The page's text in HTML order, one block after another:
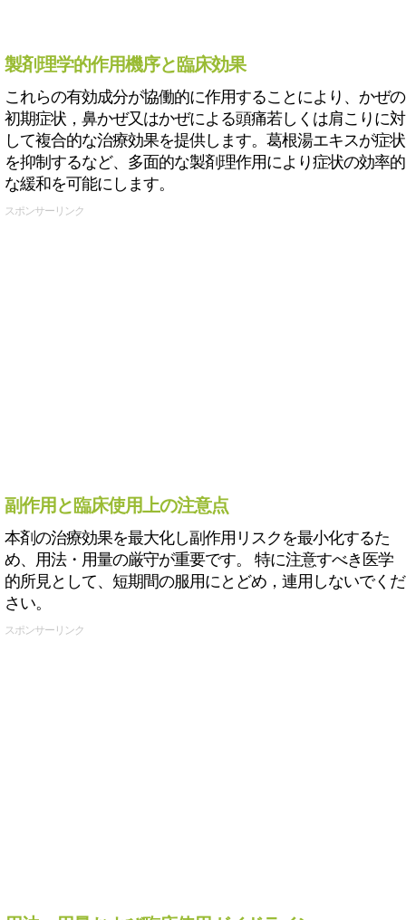
製剤理学的作用機序と臨床効果
これらの有効成分が協働的に作用することにより、かぜの
初期症状，鼻かぜ又はかぜによる頭痛若しくは肩こりに対
して複合的な治療効果を提供します。葛根湯エキスが症状
を抑制するなど、多面的な製剤理作用により症状の効率的
な緩和を可能にします。
スポンサーリンク
副作用と臨床使用上の注意点
本剤の治療効果を最大化し副作用リスクを最小化するた
め、用法・用量の厳守が重要です。 特に注意すべき医学
的所見として、短期間の服用にとどめ，連用しないでくだ
さい。
スポンサーリンク